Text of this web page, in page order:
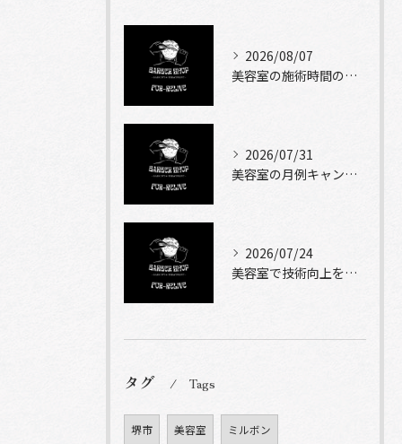
2026/08/07
美容室の施術時間の目安とメニュー別に知っておきたい現実的な滞在時間ガイド
2026/07/31
美容室の月例キャンペーンを堺市で賢く使う選び方と比較ポイント
2026/07/24
美容室で技術向上を実現する自主練習と成長計画のコツ
タグ Tags
堺市 美容室 ミルボン